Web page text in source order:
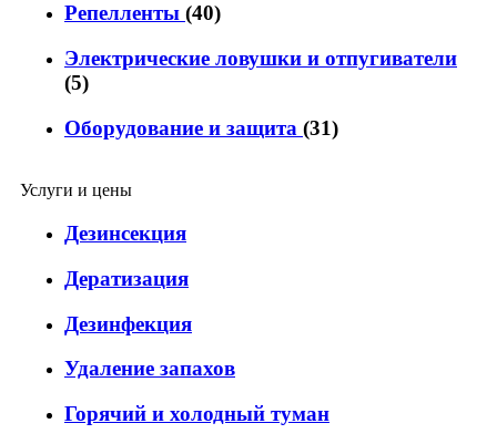
Репелленты (40)
Электрические ловушки и отпугиватели
(5)
Оборудование и защита (31)
Услуги и цены
Дезинсекция
Дератизация
Дезинфекция
Удаление запахов
Горячий и холодный туман